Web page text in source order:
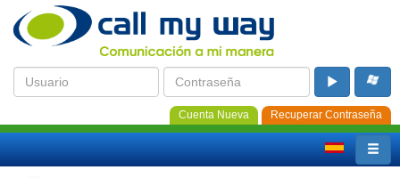
Cuenta Nueva Recuperar Contraseña